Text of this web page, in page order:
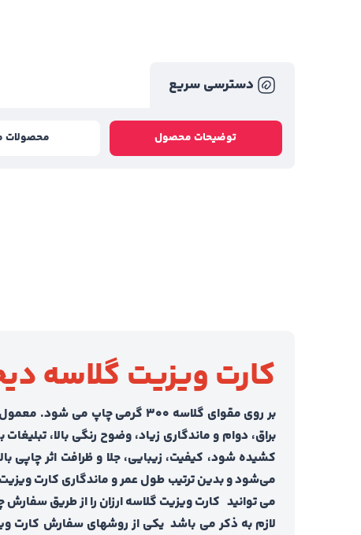
دسترسی سریع
توضیحات محصول محصولات
کارت ویزیت گلاسه
بر روی مقوای گلاسه 300 گرمی چاپ می شود. معمول ترین نوع کارت ویزیت در ایران این نوع کارت ویزیت است.
براق، دوام و ماندگاری زیاد، وضوح رنگی بالا،
کشیده شود، کیفیت، زیبایی، جلا و ظرافت اثر
می‌شود و بدین ترتیب طول عمر و ماندگاری کارت
می توانید کارت ویزیت گلاسه ارزان را از طریق
لازم به ذکر می باشد یکی از روشهای سفارش کارت